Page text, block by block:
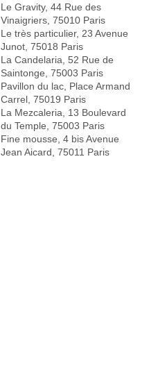
Le Gravity, 44 Rue des
Vinaigriers, 75010 Paris
Le très particulier, 23 Avenue
Junot, 75018 Paris
La Candelaria, 52 Rue de
Saintonge, 75003 Paris
Pavillon du lac, Place Armand
Carrel, 75019 Paris
La Mezcaleria, 13 Boulevard
du Temple, 75003 Paris
Fine mousse, 4 bis Avenue
Jean Aicard, 75011 Paris